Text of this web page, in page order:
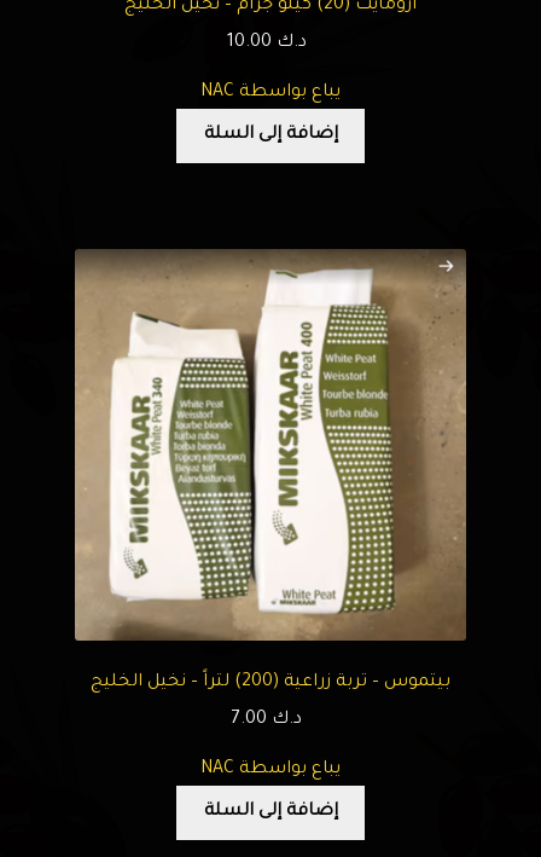
أزومايت (20) كيلو جرام – نخيل الخليج
د.ك
يباع بواسطة NAC
إضافة إلى السلة
بيتموس – تربة زراعية (200) لتراً – نخيل الخليج
د.ك
يباع بواسطة NAC
إضافة إلى السلة